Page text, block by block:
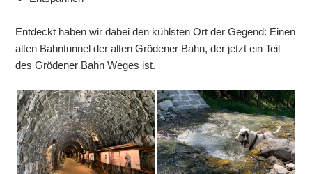
Entdeckt haben wir dabei den kühlsten Ort der Gegend: Einen
alten Bahntunnel der alten Grödener Bahn, der jetzt ein Teil
des Grödener Bahn Weges ist.